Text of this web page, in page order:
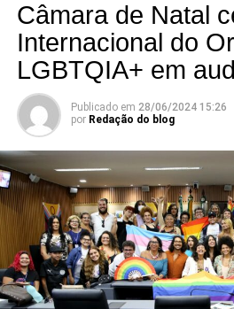
Câmara de Natal
Internacional do
LGBTQIA+ em
Publicado em 28/06/2024 15:26
por Redação do blog